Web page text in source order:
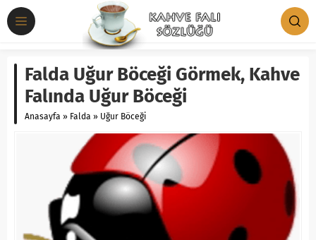
Falda Uğur Böceği Görmek, Kahve
Falında Uğur Böceği
Anasayfa » Falda » Uğur Böceği